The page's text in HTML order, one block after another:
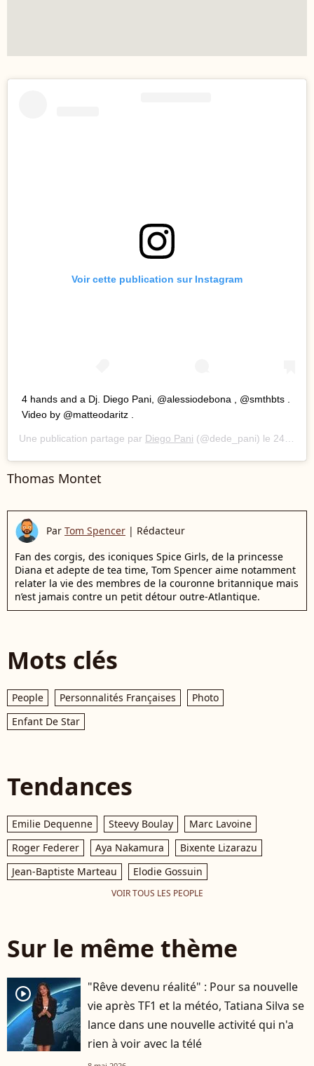
Voir cette publication sur Instagram
4 hands and a Dj. Diego Pani, @alessiodebona , @smthbts .
Video by @matteodaritz .
Une publication partage par Diego Pani (@dede_pani) le 24 Oct. 2018 2 :50 PDT
Thomas Montet
Par Tom Spencer | Rédacteur
Fan des corgis, des iconiques Spice Girls, de la princesse
Diana et adepte de tea time, Tom Spencer aime notamment
relater la vie des membres de la couronne britannique mais
n’est jamais contre un petit détour outre-Atlantique.
Mots clés
People Personnalités Françaises
Photo
Enfant De Star
Tendances
Emilie Dequenne Steevy Boulay
Marc Lavoine
Roger Federer
Aya Nakamura
Bixente Lizarazu
Jean-Baptiste Marteau
Elodie Gossuin
VOIR TOUS LES PEOPLE
Sur le même thème
player2
"Rêve devenu réalité" : Pour sa nouvelle
vie après TF1 et la météo, Tatiana Silva se
lance dans une nouvelle activité qui n'a
rien à voir avec la télé